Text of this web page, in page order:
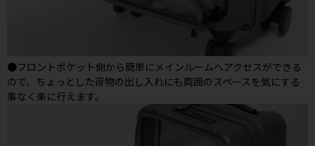
●フロントポケット側から簡単にメインルームへアクセスができる
ので、ちょっとした荷物の出し入れにも周囲のスペースを気にする
事なく楽に行えます。